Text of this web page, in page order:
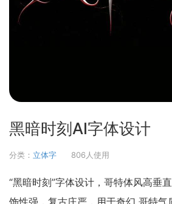
黑暗时刻AI字体设计
分类： 立体字 806人使用
“黑暗时刻”字体设计，哥特体风高垂
饰性强，复古庄严，用于奇幻 哥特气